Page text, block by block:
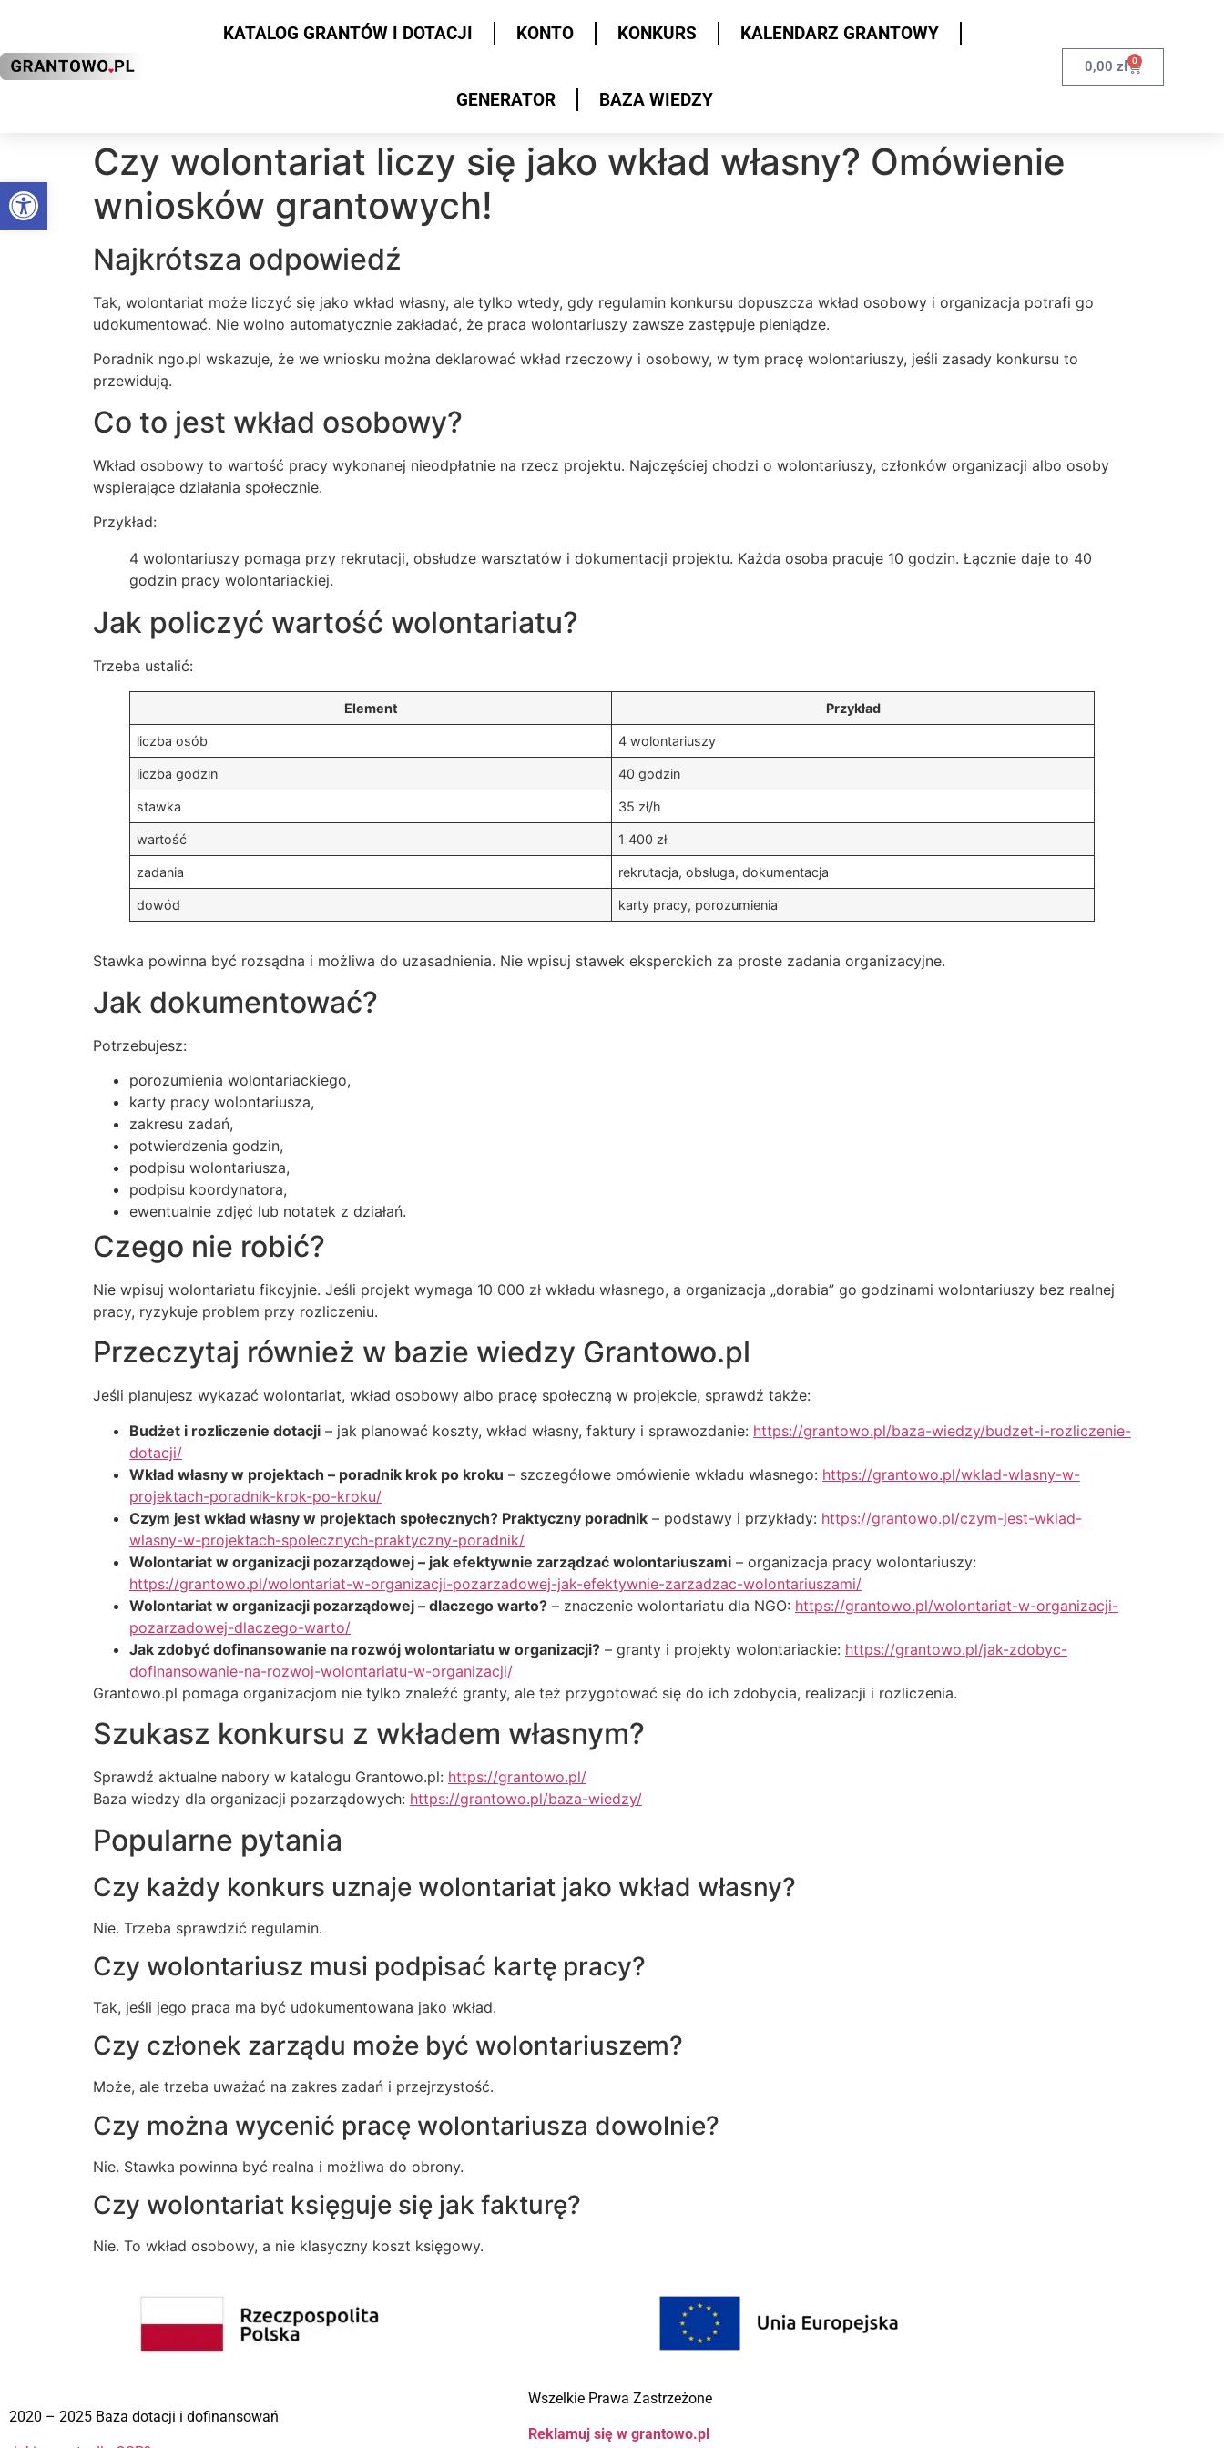
Otwórz pasek narzędzi
KATALOG GRANTÓW I DOTACJI KONTO KONKURS KALENDARZ GRANTOWY
GENERATOR BAZA WIEDZY
0,00zł 0
Czy wolontariat liczy się jako wkład własny? Omówienie
wniosków grantowych!
Najkrótsza odpowiedź
Tak, wolontariat może liczyć się jako wkład własny, ale tylko wtedy, gdy regulamin konkursu dopuszcza wkład osobowy i organizacja potrafi go
udokumentować. Nie wolno automatycznie zakładać, że praca wolontariuszy zawsze zastępuje pieniądze.
Poradnik ngo.pl wskazuje, że we wniosku można deklarować wkład rzeczowy i osobowy, w tym pracę wolontariuszy, jeśli zasady konkursu to
przewidują.
Co to jest wkład osobowy?
Wkład osobowy to wartość pracy wykonanej nieodpłatnie na rzecz projektu. Najczęściej chodzi o wolontariuszy, członków organizacji albo osoby
wspierające działania społecznie.
Przykład:
4 wolontariuszy pomaga przy rekrutacji, obsłudze warsztatów i dokumentacji projektu. Każda osoba pracuje 10 godzin. Łącznie daje to 40
godzin pracy wolontariackiej.
Jak policzyć wartość wolontariatu?
Trzeba ustalić:
Element Przykład
liczba osób 4 wolontariuszy
liczba godzin 40 godzin
stawka 35 zł/h
wartość 1 400 zł
zadania rekrutacja, obsługa, dokumentacja
dowód karty pracy, porozumienia
Stawka powinna być rozsądna i możliwa do uzasadnienia. Nie wpisuj stawek eksperckich za proste zadania organizacyjne.
Jak dokumentować?
Potrzebujesz:
porozumienia wolontariackiego,
karty pracy wolontariusza,
zakresu zadań,
potwierdzenia godzin,
podpisu wolontariusza,
podpisu koordynatora,
ewentualnie zdjęć lub notatek z działań.
Czego nie robić?
Nie wpisuj wolontariatu fikcyjnie. Jeśli projekt wymaga 10 000 zł wkładu własnego, a organizacja „dorabia” go godzinami wolontariuszy bez realnej
pracy, ryzykuje problem przy rozliczeniu.
Przeczytaj również w bazie wiedzy Grantowo.pl
Jeśli planujesz wykazać wolontariat, wkład osobowy albo pracę społeczną w projekcie, sprawdź także:
Budżet i rozliczenie dotacji – jak planować koszty, wkład własny, faktury i sprawozdanie: https://grantowo.pl/baza-wiedzy/budzet-i-rozliczenie-
dotacji/
Wkład własny w projektach – poradnik krok po kroku – szczegółowe omówienie wkładu własnego: https://grantowo.pl/wklad-wlasny-w-
projektach-poradnik-krok-po-kroku/
Czym jest wkład własny w projektach społecznych? Praktyczny poradnik – podstawy i przykłady: https://grantowo.pl/czym-jest-wklad-
wlasny-w-projektach-spolecznych-praktyczny-poradnik/
Wolontariat w organizacji pozarządowej – jak efektywnie zarządzać wolontariuszami – organizacja pracy wolontariuszy:
https://grantowo.pl/wolontariat-w-organizacji-pozarzadowej-jak-efektywnie-zarzadzac-wolontariuszami/
Wolontariat w organizacji pozarządowej – dlaczego warto? – znaczenie wolontariatu dla NGO: https://grantowo.pl/wolontariat-w-organizacji-
pozarzadowej-dlaczego-warto/
Jak zdobyć dofinansowanie na rozwój wolontariatu w organizacji? – granty i projekty wolontariackie: https://grantowo.pl/jak-zdobyc-
dofinansowanie-na-rozwoj-wolontariatu-w-organizacji/
Grantowo.pl pomaga organizacjom nie tylko znaleźć granty, ale też przygotować się do ich zdobycia, realizacji i rozliczenia.
Szukasz konkursu z wkładem własnym?
Sprawdź aktualne nabory w katalogu Grantowo.pl: https://grantowo.pl/
Baza wiedzy dla organizacji pozarządowych: https://grantowo.pl/baza-wiedzy/
Popularne pytania
Czy każdy konkurs uznaje wolontariat jako wkład własny?
Nie. Trzeba sprawdzić regulamin.
Czy wolontariusz musi podpisać kartę pracy?
Tak, jeśli jego praca ma być udokumentowana jako wkład.
Czy członek zarządu może być wolontariuszem?
Może, ale trzeba uważać na zakres zadań i przejrzystość.
Czy można wycenić pracę wolontariusza dowolnie?
Nie. Stawka powinna być realna i możliwa do obrony.
Czy wolontariat księguje się jak fakturę?
Nie. To wkład osobowy, a nie klasyczny koszt księgowy.
2020 – 2025 Baza dotacji i dofinansowań
Wszelkie Prawa Zastrzeżone
Reklamuj się w grantowo.pl